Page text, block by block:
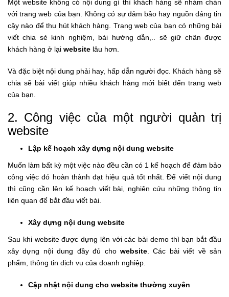
Một website không có nội dung gì thì khách hàng sẽ nhàm chán
với trang web của bạn. Không có sự đảm bảo hay nguồn đáng tin
cậy nào để thu hút khách hàng. Trang web của bạn có những bài
viết chia sẻ kinh nghiệm, bài hướng dẫn,.. sẽ giữ chân được
khách hàng ở lại website lâu hơn.
Và đặc biệt nội dung phải hay, hấp dẫn người đọc. Khách hàng sẽ
chia sẽ bài viết giúp nhiều khách hàng mới biết đến trang web
của bạn.
2. Công việc của một người quản trị
website
Lập kế hoạch xây dựng nội dung website
Muốn làm bất kỳ một việc nào đều cần có 1 kế hoạch để đảm bảo
công việc đó hoàn thành đạt hiệu quả tốt nhất. Để viết nội dung
thì cũng cần lên kế hoạch viết bài, nghiên cứu những thông tin
liên quan để bắt đầu viết bài.
Xây dựng nội dung website
Sau khi website được dựng lên với các bài demo thì bạn bắt đầu
xây dựng nội dung đầy đủ cho website. Các bài viết về sản
phẩm, thông tin dịch vụ của doanh nghiệp.
Cập nhật nội dung cho website thường xuyên